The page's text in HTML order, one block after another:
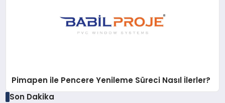
Pimapen ile Pencere Yenileme Süreci Nasıl İlerler?
Son Dakika